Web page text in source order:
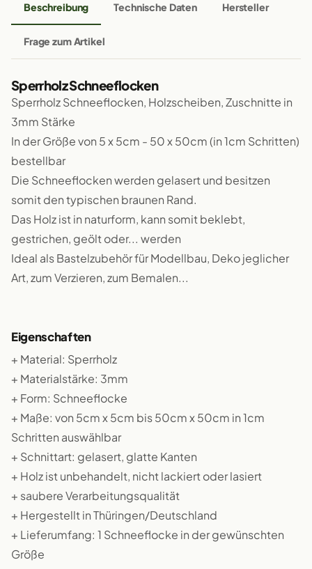
Beschreibung Technische Daten Hersteller
Frage zum Artikel
Sperrholz Schneeflocken
Sperrholz Schneeflocken, Holzscheiben, Zuschnitte in
3mm Stärke
In der Größe von 5 x 5cm - 50 x 50cm (in 1cm Schritten)
bestellbar
Die Schneeflocken werden gelasert und besitzen
somit den typischen braunen Rand.
Das Holz ist in naturform, kann somit beklebt,
gestrichen, geölt oder... werden
Ideal als Bastelzubehör für Modellbau, Deko jeglicher
Art, zum Verzieren, zum Bemalen...
Eigenschaften
+ Material: Sperrholz
+ Materialstärke: 3mm
+ Form: Schneeflocke
+ Maße: von 5cm x 5cm bis 50cm x 50cm in 1cm
Schritten auswählbar
+ Schnittart: gelasert, glatte Kanten
+ Holz ist unbehandelt, nicht lackiert oder lasiert
+ saubere Verarbeitungsqualität
+ Hergestellt in Thüringen/Deutschland
+ Lieferumfang: 1 Schneeflocke in der gewünschten
Größe